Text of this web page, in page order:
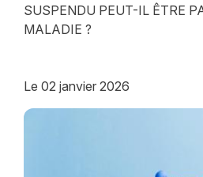
SUSPENDU PEUT-IL ÊTRE
MALADIE ?
Le 02 janvier 2026